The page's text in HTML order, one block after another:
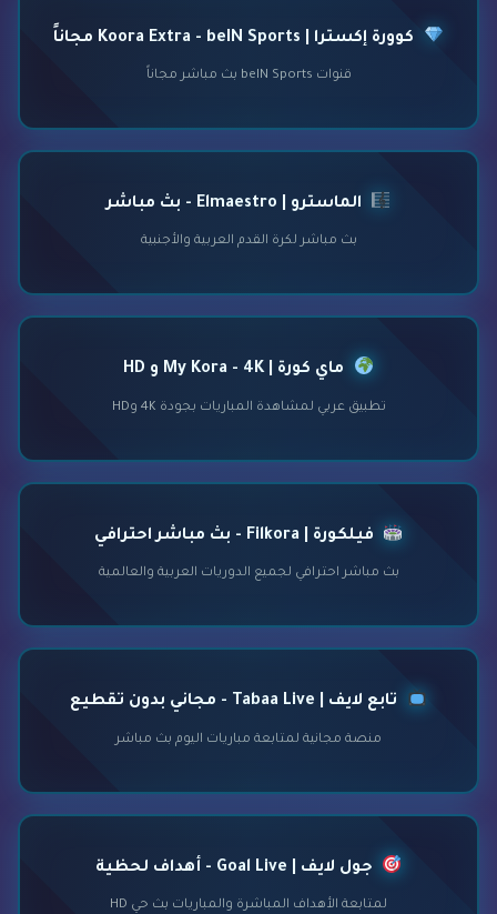
كوورة إكسترا | Koora Extra - beIN Sports مجاناً
قنوات beIN Sports بث مباشر مجاناً
الماسترو | Elmaestro - بث مباشر
بث مباشر لكرة القدم العربية والأجنبية
ماي كورة | My Kora - 4K و HD
تطبيق عربي لمشاهدة المباريات بجودة 4K وHD
فيلكورة | Filkora - بث مباشر احترافي
بث مباشر احترافي لجميع الدوريات العربية والعالمية
تابع لايف | Tabaa Live - مجاني بدون تقطيع
منصة مجانية لمتابعة مباريات اليوم بث مباشر
جول لايف | Goal Live - أهداف لحظية
لمتابعة الأهداف المباشرة والمباريات بث حي HD